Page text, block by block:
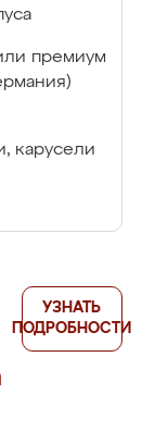
премиум
карусели
УЗНАТЬ
ПОДРОБНОСТИ